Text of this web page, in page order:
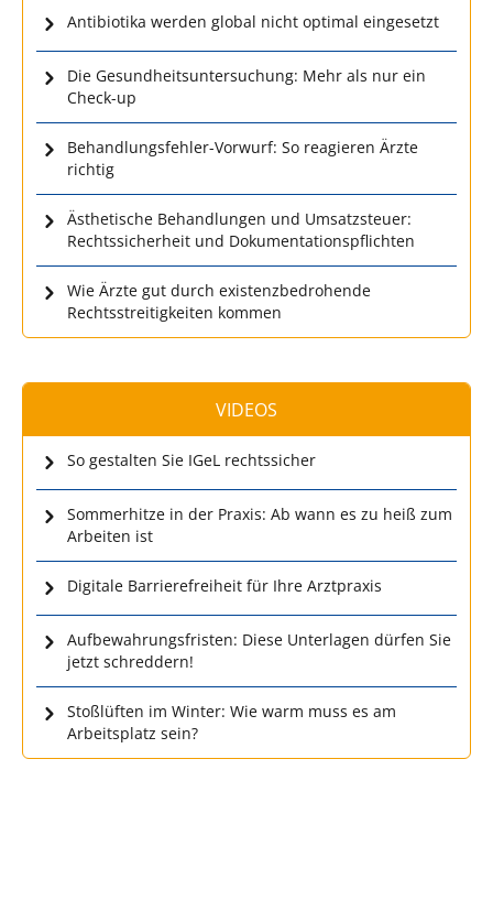
Antibiotika werden global nicht optimal eingesetzt
Die Gesundheitsuntersuchung: Mehr als nur ein
Check-up
Behandlungsfehler-Vorwurf: So reagieren Ärzte
richtig
Ästhetische Behandlungen und Umsatzsteuer:
Rechtssicherheit und Dokumentationspflichten
Wie Ärzte gut durch existenzbedrohende
Rechtsstreitigkeiten kommen
VIDEOS
So gestalten Sie IGeL rechtssicher
Sommerhitze in der Praxis: Ab wann es zu heiß zum
Arbeiten ist
Digitale Barrierefreiheit für Ihre Arztpraxis
Aufbewahrungsfristen: Diese Unterlagen dürfen Sie
jetzt schreddern!
Stoßlüften im Winter: Wie warm muss es am
Arbeitsplatz sein?